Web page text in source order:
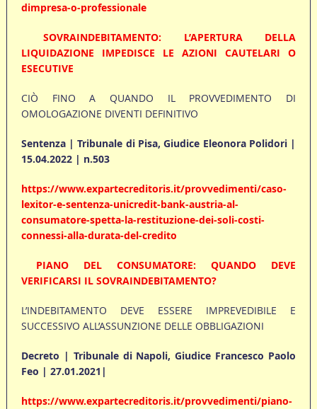
dimpresa-o-professionale
SOVRAINDEBITAMENTO: L’APERTURA DELLA
LIQUIDAZIONE IMPEDISCE LE AZIONI CAUTELARI O
ESECUTIVE
CIÒ FINO A QUANDO IL PROVVEDIMENTO DI
OMOLOGAZIONE DIVENTI DEFINITIVO
Sentenza | Tribunale di Pisa, Giudice Eleonora Polidori |
15.04.2022 | n.503
https://www.expartecreditoris.it/provvedimenti/caso-
lexitor-e-sentenza-unicredit-bank-austria-al-
consumatore-spetta-la-restituzione-dei-soli-costi-
connessi-alla-durata-del-credito
PIANO DEL CONSUMATORE: QUANDO DEVE
VERIFICARSI IL SOVRAINDEBITAMENTO?
L’INDEBITAMENTO DEVE ESSERE IMPREVEDIBILE E
SUCCESSIVO ALL’ASSUNZIONE DELLE OBBLIGAZIONI
Decreto | Tribunale di Napoli, Giudice Francesco Paolo
Feo | 27.01.2021|
https://www.expartecreditoris.it/provvedimenti/piano-